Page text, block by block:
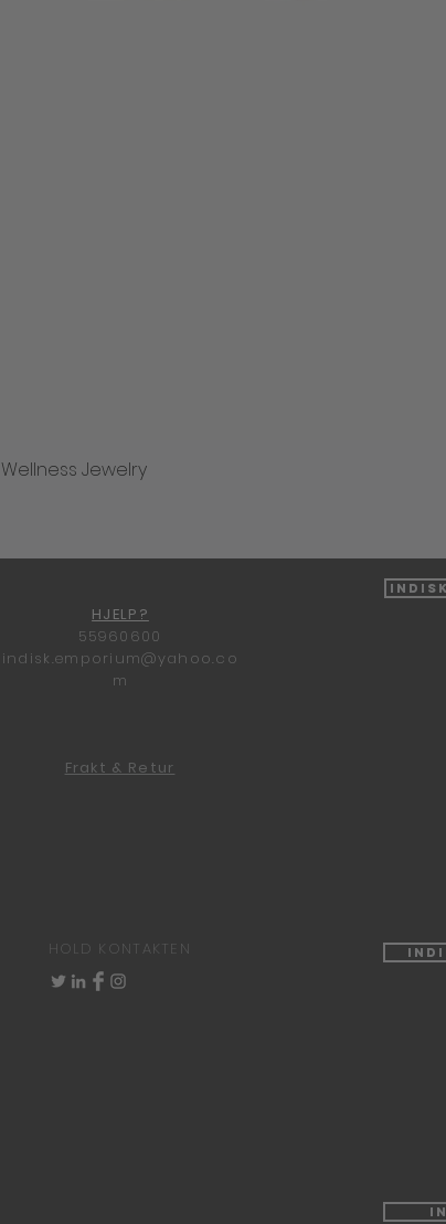
Jewelry
HJELP?
55960600
indisk.emporium@yahoo.co
m
Frakt & Retur
HOLD KONTAKTEN